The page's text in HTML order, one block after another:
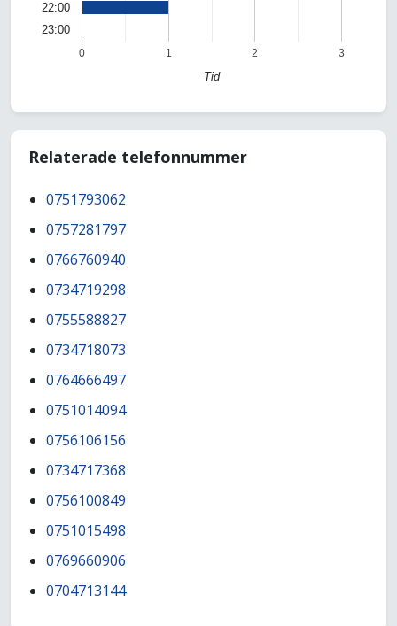
0 1 2 3
22:00
23:00
Tid
Relaterade telefonnummer
0751793062
0757281797
0766760940
0734719298
0755588827
0734718073
0764666497
0751014094
0756106156
0734717368
0756100849
0751015498
0769660906
0704713144